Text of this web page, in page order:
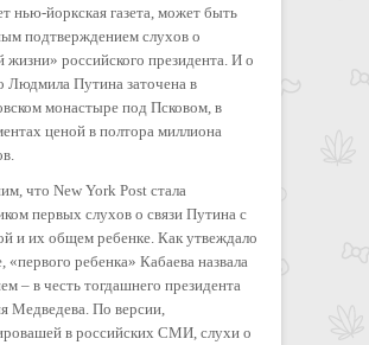
нью-йоркская газета, может быть
подтверждением слухов о
жизни» российского президента. И о
Людмила Путина заточена в
монастыре под Псковом, в
ценой в полтора миллиона
что New York Post стала
первых слухов о связи Путина с
и их общем ребенке. Как утвеждало
«первого ребенка» Кабаева назвала
– в честь тогдашнего президента
Медведева. По версии,
в российских СМИ, слухи о